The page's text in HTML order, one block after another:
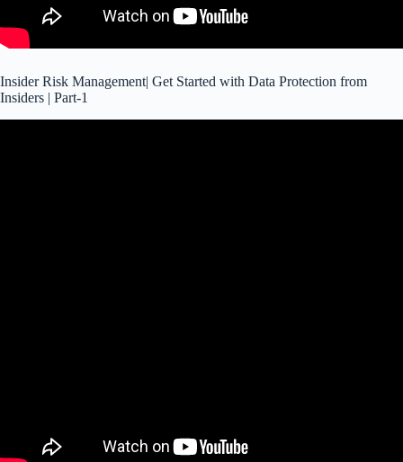
Insider Risk Management| Get Started with Data Protection from
Insiders | Part-1